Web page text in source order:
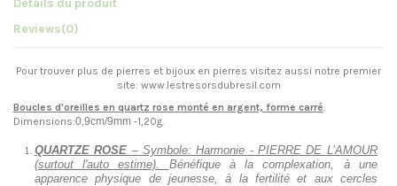
Reviews(0)
Pour trouver plus de pierres et bijoux en pierres visitez aussi notre premier
site: www.lestresorsdubresil.com
Boucles d'oreilles en quartz rose monté en argent, forme carré.
Dimensions:0,9cm/9mm -1,20g.
QUARTZE ROSE – Symbole: Harmonie - PIERRE DE L’AMOUR
(surtout l'auto estime). Bénéfique à la complexation, à une
apparence physique de jeunesse, à la fertilité et aux cercles